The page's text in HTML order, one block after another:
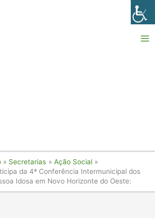
Secretarias
Ação Social
da 4ª Conferência Intermunicipal dos
Idosa em Novo Horizonte do Oeste: